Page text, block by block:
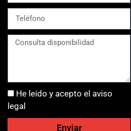
He leído y acepto el aviso
legal
Enviar